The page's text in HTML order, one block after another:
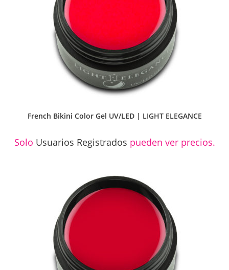
French Bikini Color Gel UV/LED | LIGHT ELEGANCE
Solo Usuarios Registrados pueden ver precios.